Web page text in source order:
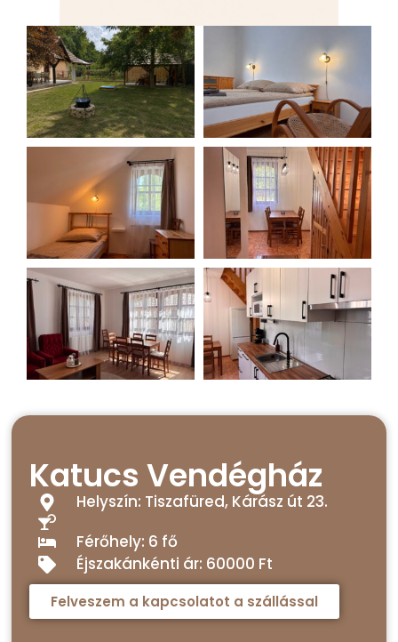
Katucs Vendégház
Helyszín: Tiszafüred, Kárász út 23.
Férőhely: 6 fő
Éjszakánkénti ár: 60000 Ft
Felveszem a kapcsolatot a szállással